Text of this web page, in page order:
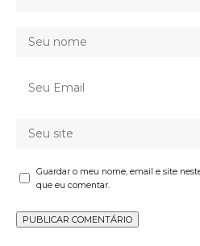
Guardar o meu nome, email e site
que eu comentar.